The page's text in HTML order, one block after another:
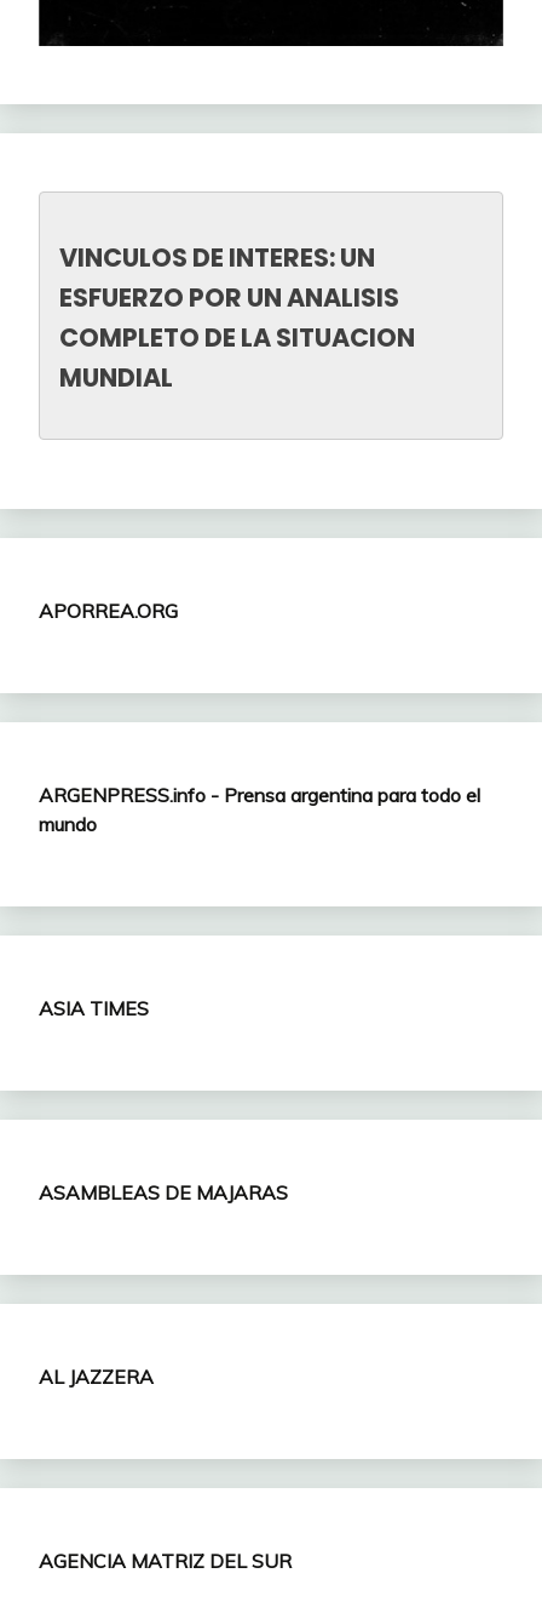
VINCULOS DE INTERES: UN
ESFUERZO POR UN ANALISIS
COMPLETO DE LA SITUACION
MUNDIAL
APORREA.ORG
ARGENPRESS.info - Prensa argentina para todo el
mundo
ASIA TIMES
ASAMBLEAS DE MAJARAS
AL JAZZERA
AGENCIA MATRIZ DEL SUR